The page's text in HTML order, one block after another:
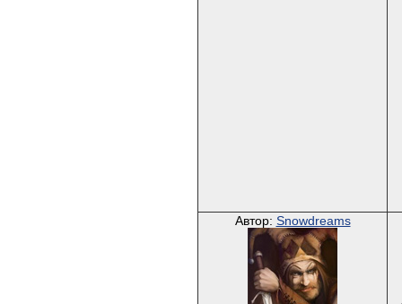
Автор: Snowdreams